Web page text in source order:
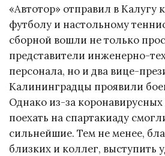
«Автотор» отправил в
футболу и настольному
сборной вошли не только
представители инженерно-
персонала, но и два вице-
Калининградцы проявили
Однако из-за
поехать на спартакиаду
сильнейшие. Тем не менее,
близких и коллег, выступить